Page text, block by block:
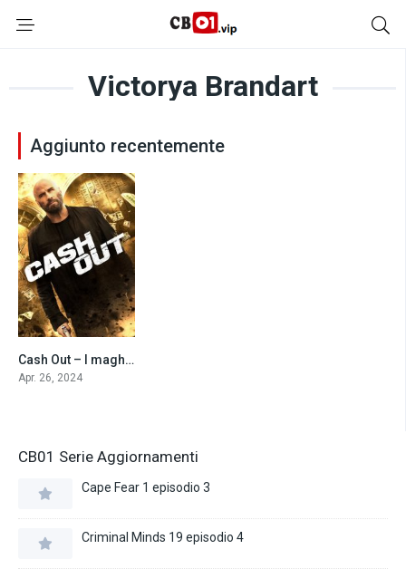
Victorya Brandart
Aggiunto recentemente
4.6Cash Out – I maghi del furto (2024)
Apr. 26, 2024
CB01 Serie Aggiornamenti
Cape Fear 1 episodio 3
Criminal Minds 19 episodio 4